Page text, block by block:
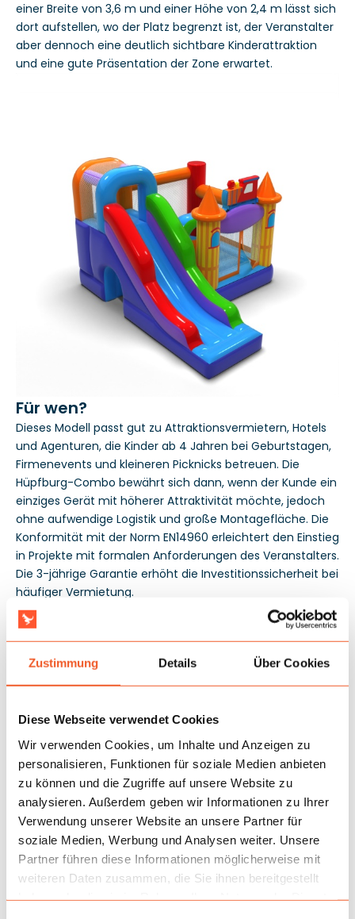
Zustimmung Details Über Cookies
Diese Webseite verwendet Cookies
Wir verwenden Cookies, um Inhalte und Anzeigen zu
personalisieren, Funktionen für soziale Medien anbieten
zu können und die Zugriffe auf unsere Website zu
analysieren. Außerdem geben wir Informationen zu Ihrer
Verwendung unserer Website an unsere Partner für
soziale Medien, Werbung und Analysen weiter. Unsere
Partner führen diese Informationen möglicherweise mit
weiteren Daten zusammen, die Sie ihnen bereitgestellt
einer Breite von 3,6 m und einer Höhe von 2,4 m lässt sich
dort aufstellen, wo der Platz begrenzt ist, der Veranstalter
aber dennoch eine deutlich sichtbare Kinderattraktion
und eine gute Präsentation der Zone erwartet.
Für wen?
Dieses Modell passt gut zu Attraktionsvermietern, Hotels
und Agenturen, die Kinder ab 4 Jahren bei Geburtstagen,
Firmenevents und kleineren Picknicks betreuen. Die
Hüpfburg-Combo bewährt sich dann, wenn der Kunde ein
einziges Gerät mit höherer Attraktivität möchte, jedoch
ohne aufwendige Logistik und große Montagefläche. Die
Konformität mit der Norm EN14960 erleichtert den Einstieg
in Projekte mit formalen Anforderungen des Veranstalters.
Die 3-jährige Garantie erhöht die Investitionssicherheit bei
häufiger Vermietung.